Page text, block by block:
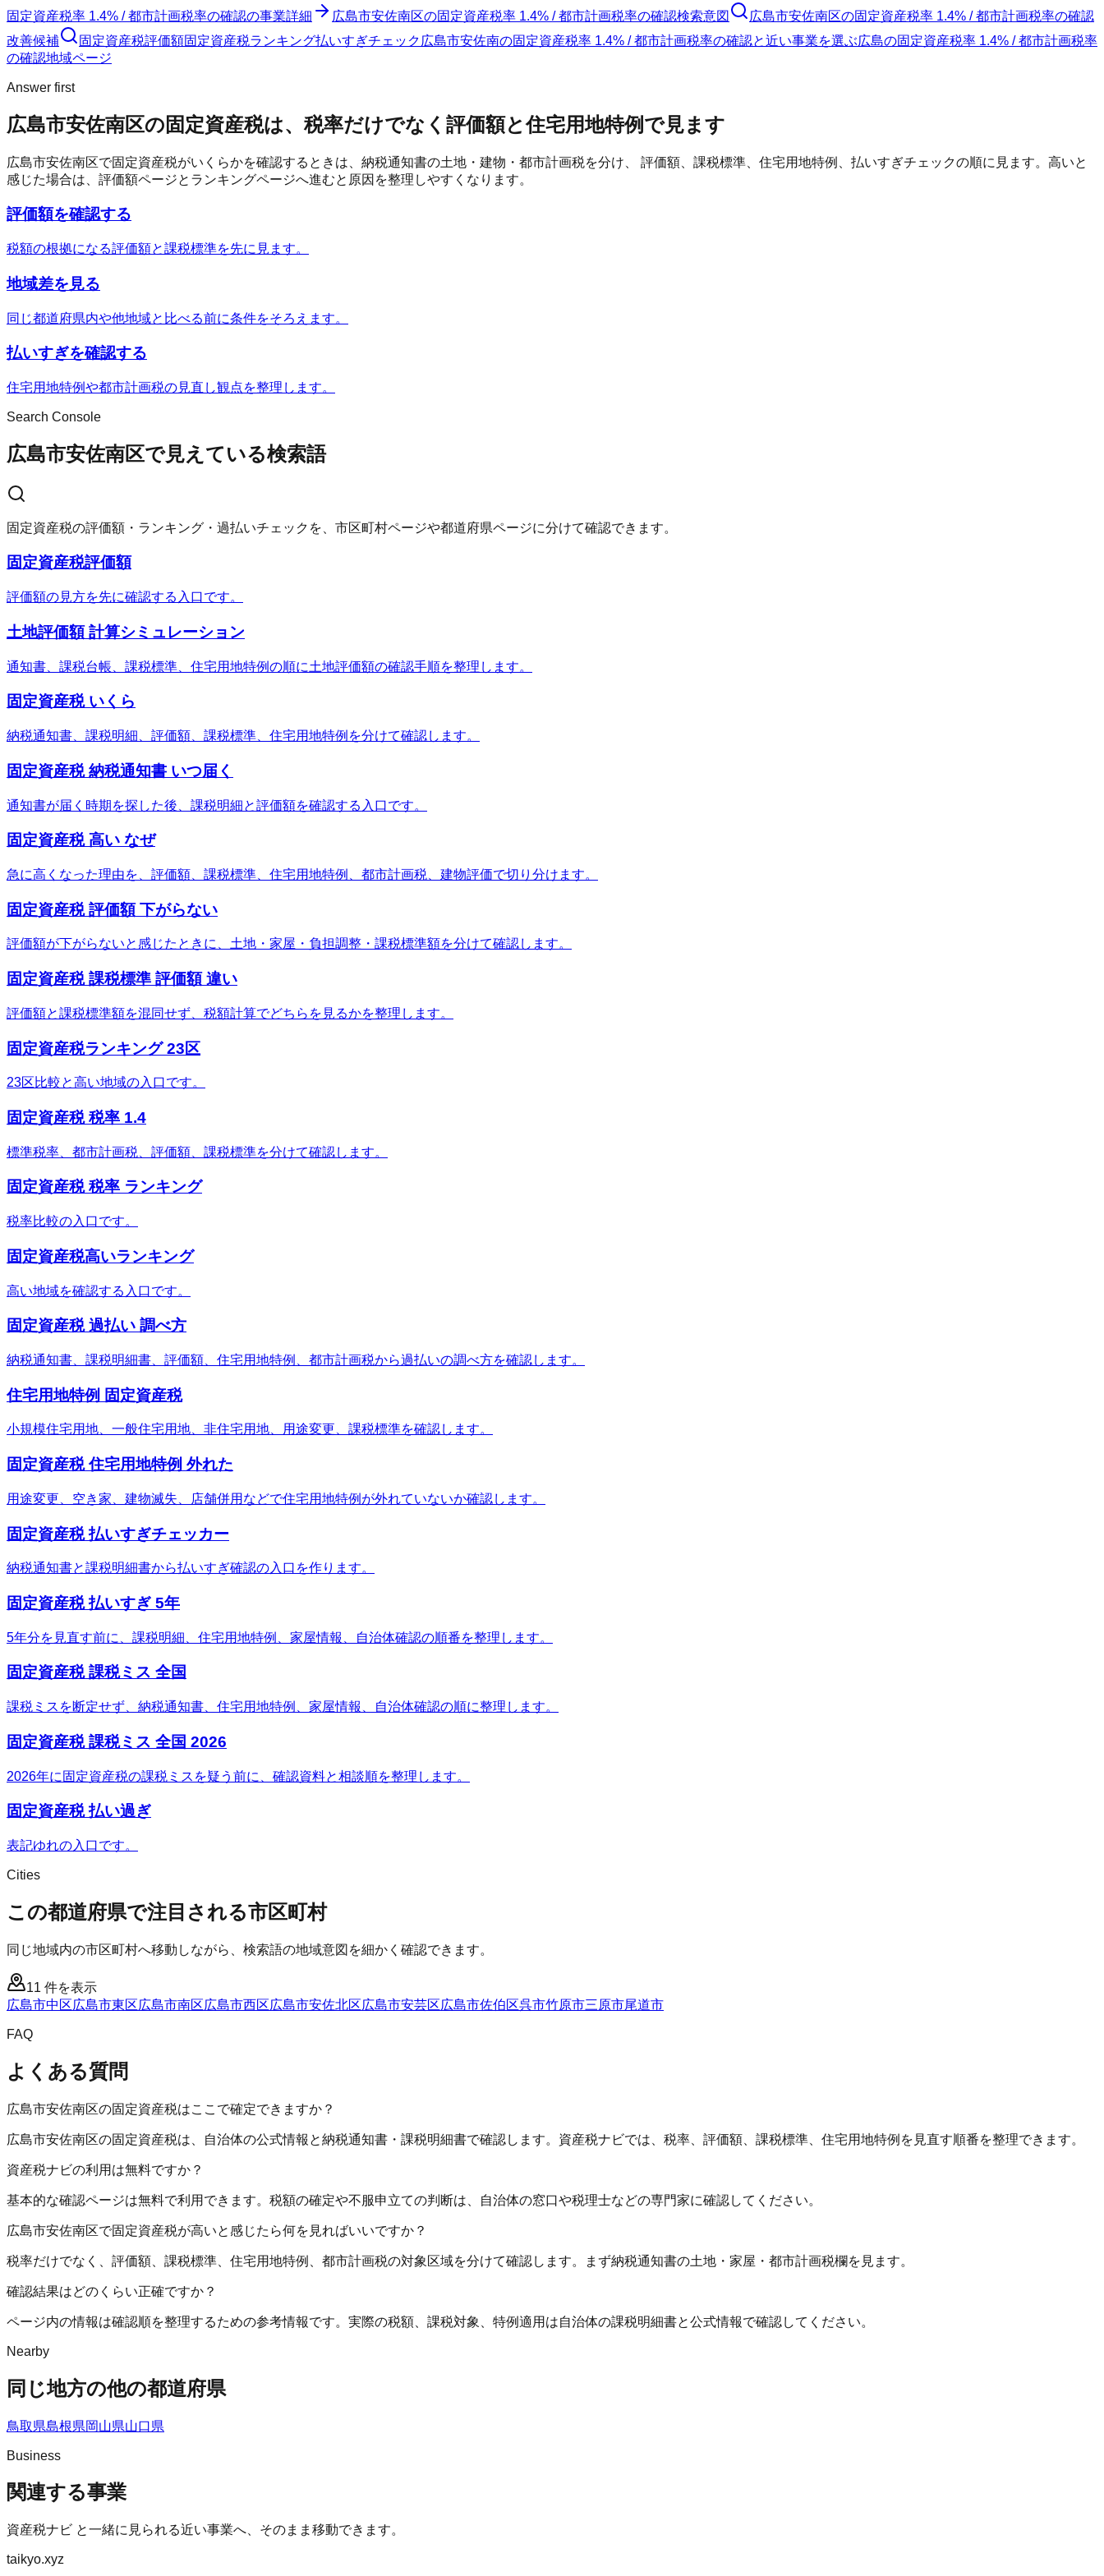
固定資産税率 1.4% / 都市計画税率の確認の事業詳細 広島市安佐南区の固定資産税率 1.4% / 都市計画税率の確認検索意図 広島市安佐南区の固定資産税率 1.4% / 都市計画税率の確認
改善候補
固定資産税評価額固定資産税ランキング払いすぎチェック 広島市安佐南の固定資産税率 1.4% / 都市計画税率の確認と近い事業を選ぶ広島の固定資産税率 1.4% / 都市計画税率
の確認地域ページ
Answer first
広島市安佐南区の固定資産税は、税率だけでなく評価額と住宅用地特例で見ます
広島市安佐南区で固定資産税がいくらかを確認するときは、納税通知書の土地・建物・都市計画税を分け、 評価額、課税標準、住宅用地特例、払いすぎチェックの順に見ます。高いと
感じた場合は、評価額ページとランキングページへ進むと原因を整理しやすくなります。
評価額を確認する
税額の根拠になる評価額と課税標準を先に見ます。
地域差を見る
同じ都道府県内や他地域と比べる前に条件をそろえます。
払いすぎを確認する
住宅用地特例や都市計画税の見直し観点を整理します。
Search Console
広島市安佐南区で見えている検索語
固定資産税の評価額・ランキング・過払いチェックを、市区町村ページや都道府県ページに分けて確認できます。
固定資産税評価額
評価額の見方を先に確認する入口です。
土地評価額 計算シミュレーション
通知書、課税台帳、課税標準、住宅用地特例の順に土地評価額の確認手順を整理します。
固定資産税 いくら
納税通知書、課税明細、評価額、課税標準、住宅用地特例を分けて確認します。
固定資産税 納税通知書 いつ届く
通知書が届く時期を探した後、課税明細と評価額を確認する入口です。
固定資産税 高い なぜ
急に高くなった理由を、評価額、課税標準、住宅用地特例、都市計画税、建物評価で切り分けます。
固定資産税 評価額 下がらない
評価額が下がらないと感じたときに、土地・家屋・負担調整・課税標準額を分けて確認します。
固定資産税 課税標準 評価額 違い
評価額と課税標準額を混同せず、税額計算でどちらを見るかを整理します。
固定資産税ランキング 23区
23区比較と高い地域の入口です。
固定資産税 税率 1.4
標準税率、都市計画税、評価額、課税標準を分けて確認します。
固定資産税 税率 ランキング
税率比較の入口です。
固定資産税高いランキング
高い地域を確認する入口です。
固定資産税 過払い 調べ方
納税通知書、課税明細書、評価額、住宅用地特例、都市計画税から過払いの調べ方を確認します。
住宅用地特例 固定資産税
小規模住宅用地、一般住宅用地、非住宅用地、用途変更、課税標準を確認します。
固定資産税 住宅用地特例 外れた
用途変更、空き家、建物滅失、店舗併用などで住宅用地特例が外れていないか確認します。
固定資産税 払いすぎチェッカー
納税通知書と課税明細書から払いすぎ確認の入口を作ります。
固定資産税 払いすぎ 5年
5年分を見直す前に、課税明細、住宅用地特例、家屋情報、自治体確認の順番を整理します。
固定資産税 課税ミス 全国
課税ミスを断定せず、納税通知書、住宅用地特例、家屋情報、自治体確認の順に整理します。
固定資産税 課税ミス 全国 2026
2026年に固定資産税の課税ミスを疑う前に、確認資料と相談順を整理します。
固定資産税 払い過ぎ
表記ゆれの入口です。
Cities
この都道府県で注目される市区町村
同じ地域内の市区町村へ移動しながら、検索語の地域意図を細かく確認できます。
11 件を表示
広島市中区広島市東区広島市南区広島市西区広島市安佐北区広島市安芸区広島市佐伯区呉市竹原市三原市尾道市
FAQ
よくある質問
広島市安佐南区の固定資産税はここで確定できますか？
広島市安佐南区の固定資産税は、自治体の公式情報と納税通知書・課税明細書で確認します。資産税ナビでは、税率、評価額、課税標準、住宅用地特例を見直す順番を整理できます。
資産税ナビの利用は無料ですか？
基本的な確認ページは無料で利用できます。税額の確定や不服申立ての判断は、自治体の窓口や税理士などの専門家に確認してください。
広島市安佐南区で固定資産税が高いと感じたら何を見ればいいですか？
税率だけでなく、評価額、課税標準、住宅用地特例、都市計画税の対象区域を分けて確認します。まず納税通知書の土地・家屋・都市計画税欄を見ます。
確認結果はどのくらい正確ですか？
ページ内の情報は確認順を整理するための参考情報です。実際の税額、課税対象、特例適用は自治体の課税明細書と公式情報で確認してください。
Nearby
同じ地方の他の都道府県
鳥取県島根県岡山県山口県
Business
関連する事業
資産税ナビ と一緒に見られる近い事業へ、そのまま移動できます。
taikyo.xyz